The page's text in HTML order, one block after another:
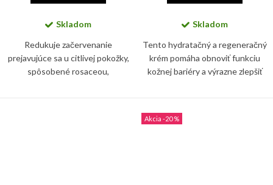
Skladom
Redukuje začervenanie
prejavujúce sa u citlivej pokožky,
spôsobené rosaceou,
Skladom
Tento hydratačný a regeneračný
krém pomáha obnoviť funkciu
kožnej bariéry a výrazne zlepšiť
pokožke, redukuje...
-20 %